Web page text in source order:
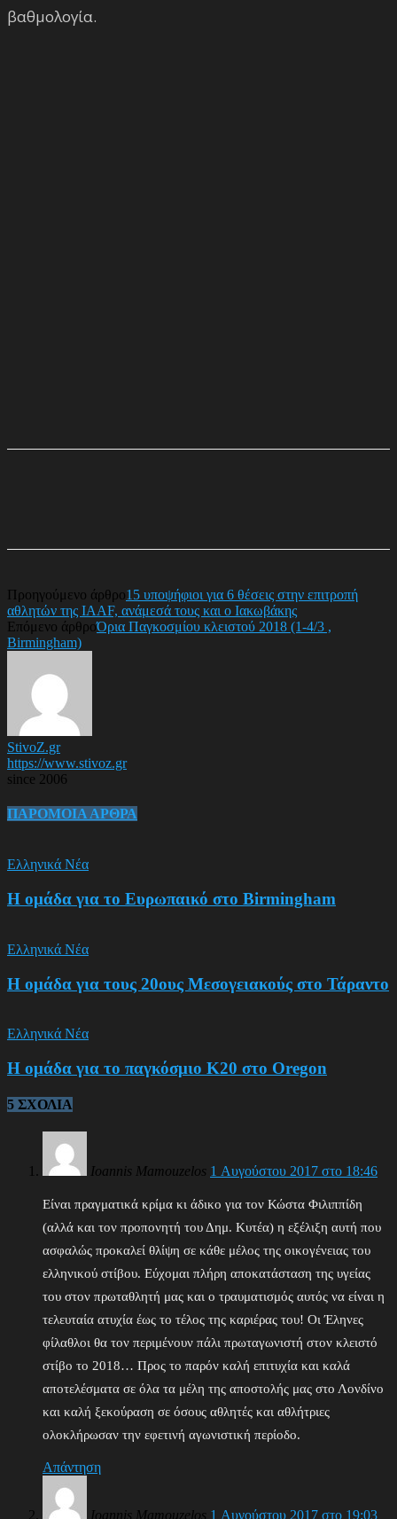
βαθμολογία.
Προηγούμενο άρθρο15 υποψήφιοι για 6 θέσεις στην επιτροπή
αθλητών της IAAF, ανάμεσά τους και ο Ιακωβάκης
Επόμενο άρθροΌρια Παγκοσμίου κλειστού 2018 (1-4/3 ,
Birmingham)
StivoZ.gr
https://www.stivoz.gr
since 2006
ΠΑΡΟΜΟΙΑ ΑΡΘΡΑ
Ελληνικά Νέα
Η ομάδα για το Ευρωπαικό στο Birmingham
Ελληνικά Νέα
Η ομάδα για τους 20ους Μεσογειακούς στο Τάραντο
Ελληνικά Νέα
Η ομάδα για το παγκόσμιο Κ20 στο Oregon
5 ΣΧΟΛΙΑ
Ioannis Mamouzelos 1 Αυγούστου 2017 στο 18:46
Είναι πραγματικά κρίμα κι άδικο για τον Κώστα Φιλιππίδη
(αλλά και τον προπονητή του Δημ. Κυτέα) η εξέλιξη αυτή που
ασφαλώς προκαλεί θλίψη σε κάθε μέλος της οικογένειας του
ελληνικού στίβου. Εύχομαι πλήρη αποκατάσταση της υγείας
του στον πρωταθλητή μας και ο τραυματισμός αυτός να είναι η
τελευταία ατυχία έως το τέλος της καριέρας του! Οι Έληνες
φίλαθλοι θα τον περιμένουν πάλι πρωταγωνιστή στον κλειστό
στίβο το 2018… Προς το παρόν καλή επιτυχία και καλά
αποτελέσματα σε όλα τα μέλη της αποστολής μας στο Λονδίνο
και καλή ξεκούραση σε όσους αθλητές και αθλήτριες
ολοκλήρωσαν την εφετινή αγωνιστική περίοδο.
Απάντηση
Ioannis Mamouzelos 1 Αυγούστου 2017 στο 19:03